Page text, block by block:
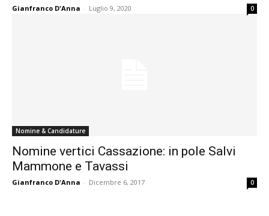
Gianfranco D'Anna - Luglio 9, 2020 0
Nomine & Candidature
Nomine vertici Cassazione: in pole Salvi
Mammone e Tavassi
Gianfranco D'Anna - Dicembre 6, 2017 0